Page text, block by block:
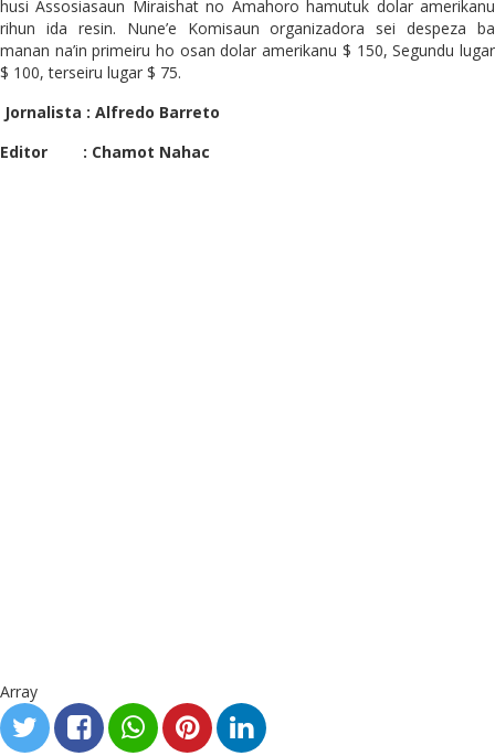
husi Assosiasaun Miraishat no Amahoro hamutuk dolar amerikanu
rihun ida resin. Nune’e Komisaun organizadora sei despeza ba
manan na’in primeiru ho osan dolar amerikanu $ 150, Segundu lugar
$ 100, terseiru lugar $ 75.
Jornalista : Alfredo Barreto
Editor : Chamot Nahac
Array